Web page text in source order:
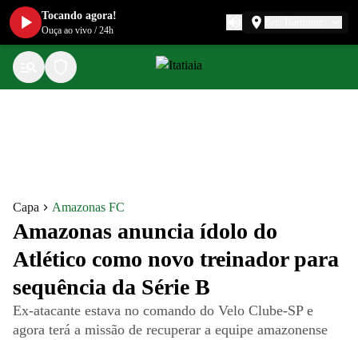
Capa Amazonas FC
Amazonas anuncia ídolo do
Atlético como novo treinador para
sequência da Série B
Ex-atacante estava no comando do Velo Clube-SP e
agora terá a missão de recuperar a equipe amazonense
Tocando agora!
Ouça ao vivo /24h